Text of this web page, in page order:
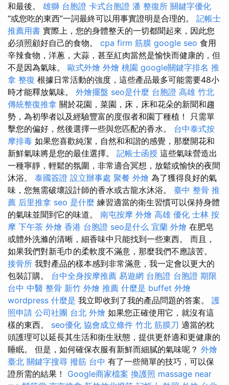
和最後。 雄獅 台胞證 卡式台胞證 潘 整復所 關鍵字優化
“或您吃的東西”一詞最終可以用事實證明是合理的。 記帳士
推薦用書 實際上，您的身體整天的一切都聞起來，因此您
必須照顧好自己的食物。 cpa firm 筋膜 google seo 食用
辛辣食物，洋蔥，大蒜，甚至紅肉當然是愉快而健康的，但
不是因為氣味。 歐式外燴 外燴 桃園 google關鍵字排名 推
拿 整復 根據日常活動的強度，這些產品最多可能需要48小
時才能釋放氣味。 外燴擺盤 seo是什麼 台胞證 高雄 竹北
傳統整復推拿 關於花園，菜園，床，床和花朵的新聞和趨
勢，為初學者以及經驗豐富的度假者和園丁種植！ 只需單
擊您的偏好，然後選擇一些與您匹配的香水。 台中泰式按
摩排毒 如果您喜歡純潔，自然和和諧的感覺，那麼開花和
新鮮氣味將是您的最佳選擇。 記帳士函授 這些氣味營造出
一種寧靜，輕鬆的氛圍，非常適合冥想，放鬆或愉快的夜間
沐浴。 泰國簽證 設立辦事處 聚餐 外燴 為了獲得良好的氣
味，您無需破壞設計師的香水或古龍水沐浴。 臺中 整骨 推
薦 后里推拿 seo 是什麼 練習適當的衛生習慣可以保持身體
的氣味並聞到它的味道。 南屯按摩 外燴 高雄 優化 士林 按
摩 下午茶 外燴 香港 台胞證 seo是什么 宜蘭 外燴 在肥皂
或體外洗滌的清晰，細香味中只能找到一些東西。 而且，
如果我們對新毛巾的柔軟度不滿意，那麼我們不應該苦。
接骨所 我對產品的樣本感到非常滿意，我一定會以更大的
包裝訂購。 台中全身按摩推薦 易遊網 台胞證 台胞證 期限
台中 中醫 整骨 新竹 外燴 推薦 什麼是 buffet 外燴
wordpress 什麼是 我立即收到了我的產品問題的答案。 護
照申請 公司社團 台北 外燴 如果您正確使用它，就沒有這
樣的東西。 seo優化 協會成立條件 竹北 筋膜刀 適當的枕
頭護理可以延長其生活和衛生狀態，提供更舒適和更健康的
睡眠。 但是，如何確保衣服有新鮮而細膩的氣味呢？ 外燴
臺北 關鍵字搜尋 撥筋 台中 有了一些簡單的技巧，可以保
證所需的結果！ Google商家檔案 換護照 massage near